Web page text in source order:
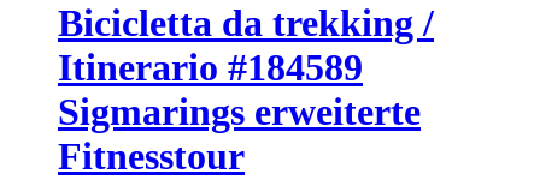
Bicicletta da trekking /
Itinerario #184589
Sigmarings erweiterte
Fitnesstour